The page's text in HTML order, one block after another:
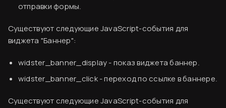
База знаний
отправки формы.
Существуют следующие JavaScript-события для
виджета "Баннер":
widster_banner_display- показ виджета баннер.
widster_banner_click- переход по ссылке в баннере.
Существуют следующие JavaScript-события для
Настройка аналитики в Яндекс.Метрика
Как узнать свой счетчик Яндекс.Метрики